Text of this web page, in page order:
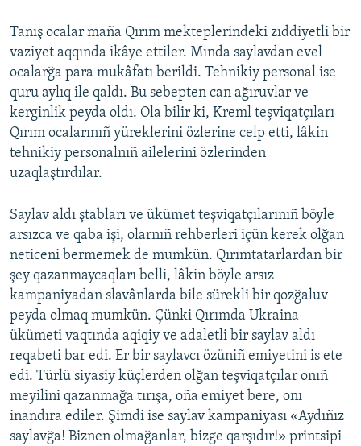
Tanış ocalar maña Qırım mekteplerindeki zıddiyetli bir
vaziyet aqqında ikâye ettiler. Mında saylavdan evel
ocalarğa para mukâfatı berildi. Tehnikiy personal ise
quru aylıq ile qaldı. Bu sebepten can ağıruvlar ve
kerginlik peyda oldı. Ola bilir ki, Kreml teşviqatçıları
Qırım ocalarınıñ yüreklerini özlerine celp etti, lâkin
tehnikiy personalnıñ ailelerini özlerinden
uzaqlaştırdılar.
Saylav aldı ştabları ve ükümet teşviqatçılarınıñ böyle
arsızca ve qaba işi, olarnıñ rehberleri içün kerek olğan
neticeni bermemek de mumkün. Qırımtatarlardan bir
şey qazanmaycaqları belli, lâkin böyle arsız
kampaniyadan slavânlarda bile sürekli bir qozğaluv
peyda olmaq mumkün. Çünki Qırımda Ukraina
ükümeti vaqtında aqiqiy ve adaletli bir saylav aldı
reqabeti bar edi. Er bir saylavcı özüniñ emiyetini is ete
edi. Türlü siyasiy küçlerden olğan teşviqatçılar onıñ
meyilini qazanmağa tırışa, oña emiyet bere, onı
inandıra ediler. Şimdi ise saylav kampaniyası «Aydıñız
saylavğa! Biznen olmağanlar, bizge qarşıdır!» printsipi